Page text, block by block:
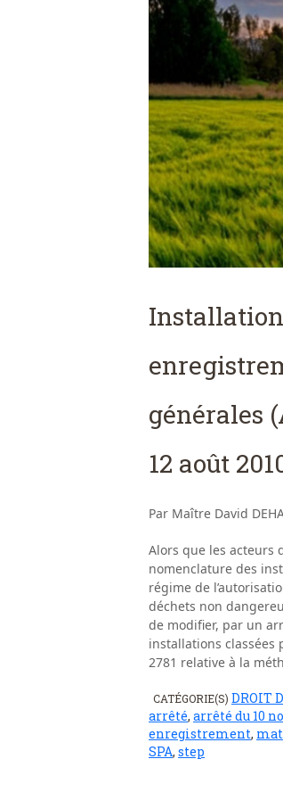
générales
12 août
Par Maître David
Alors que les acteurs
nomenclature des
régime de
déchets non
de modifier, par un
installations classées
2781 relative à la
CATÉGORIE(S) DROIT
arrêté, arrêté du 10
enregistrement,
SPA, step